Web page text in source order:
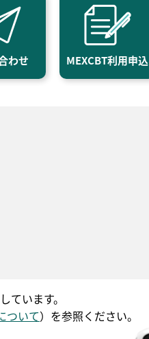
わせ MEXCBT利用申込
ています。
ついて）を参照ください。